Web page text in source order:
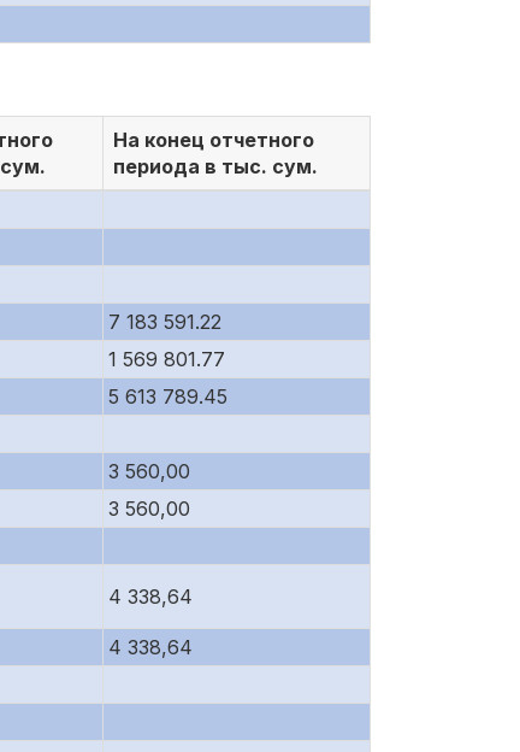
На конец отчетного
периода в тыс. сум.
7 183 591.22
1 569 801.77
5 613 789.45
3 560,00
3 560,00
4 338,64
4 338,64